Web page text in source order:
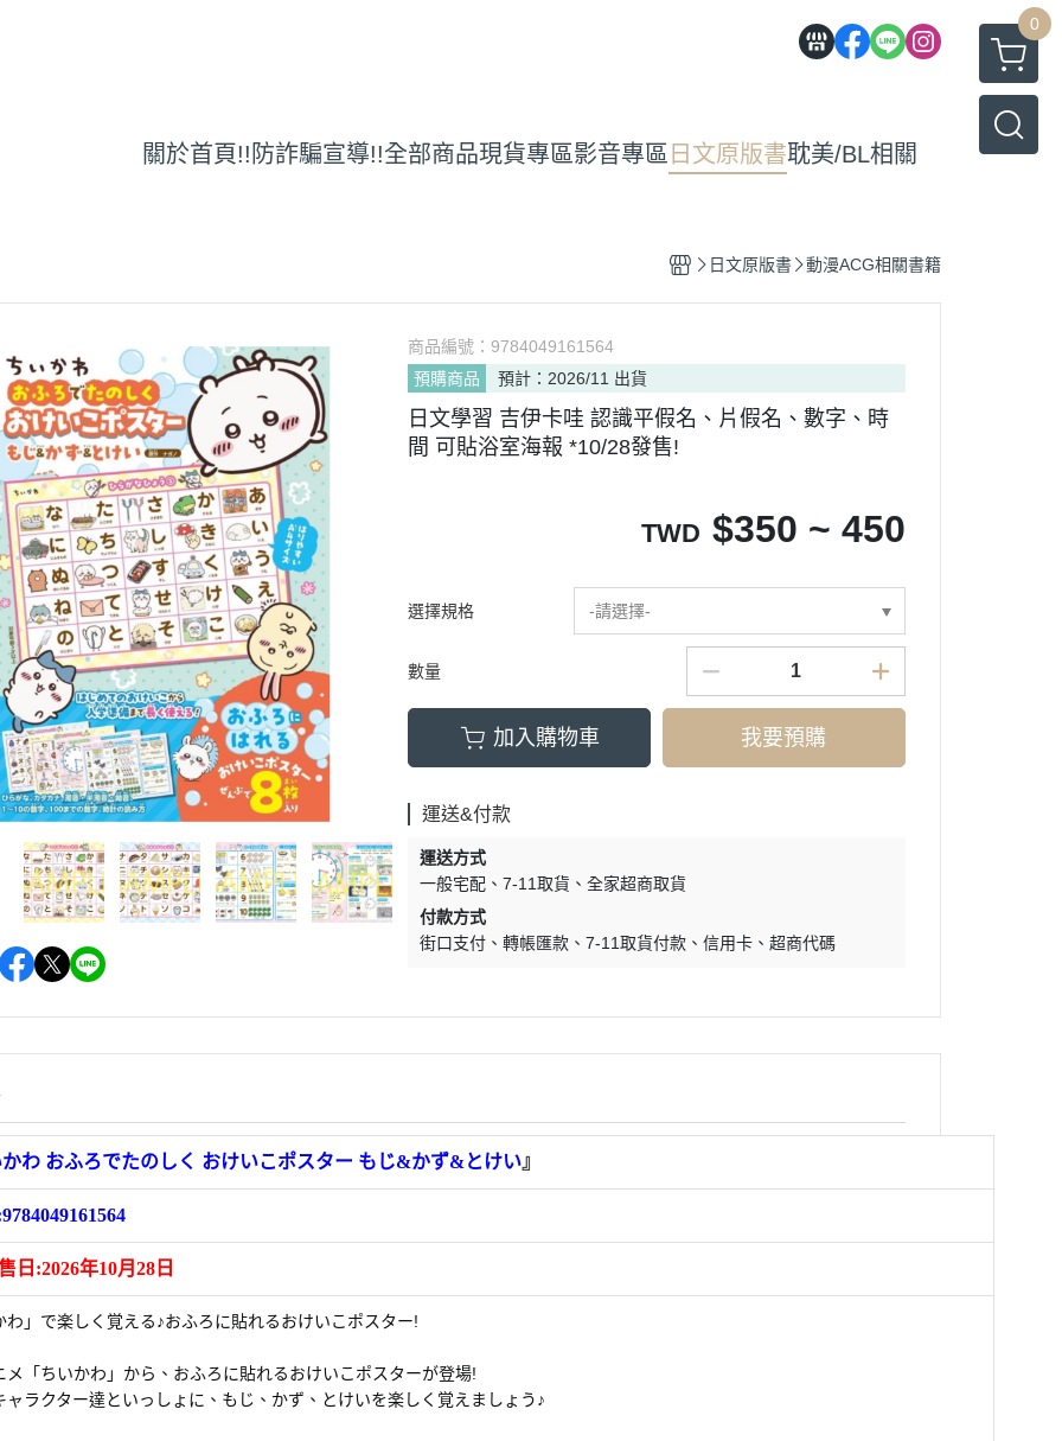
0
關於首頁!!防詐騙宣導!!全部商品現貨專區影音專區 日文原版書耽美/BL相關
日文原版書 動漫ACG相關書籍
商品編號： 9784049161564
預購商品
預計：2026/11 出貨
日文學習 吉伊卡哇 認識平假名、片假名、數字、時
間 可貼浴室海報 *10/28發售!
TWD $350 ~ 450
選擇規格 -請選擇-
數量
加入購物車 我要預購
運送&付款
運送方式
一般宅配
7-11取貨
全家超商取貨
付款方式
街口支付
轉帳匯款 7-11取貨付款 信用卡 超商代碼
わ おふろでたのしく おけいこポスター もじ&かず&とけい』
日:2026年10月28日
わ」で楽しく覚える♪おふろに貼れるおけいこポスター!
メ「ちいかわ」から、おふろに貼れるおけいこポスターが登場!
ャラクター達といっしょに、もじ、かず、とけいを楽しく覚えましょう♪